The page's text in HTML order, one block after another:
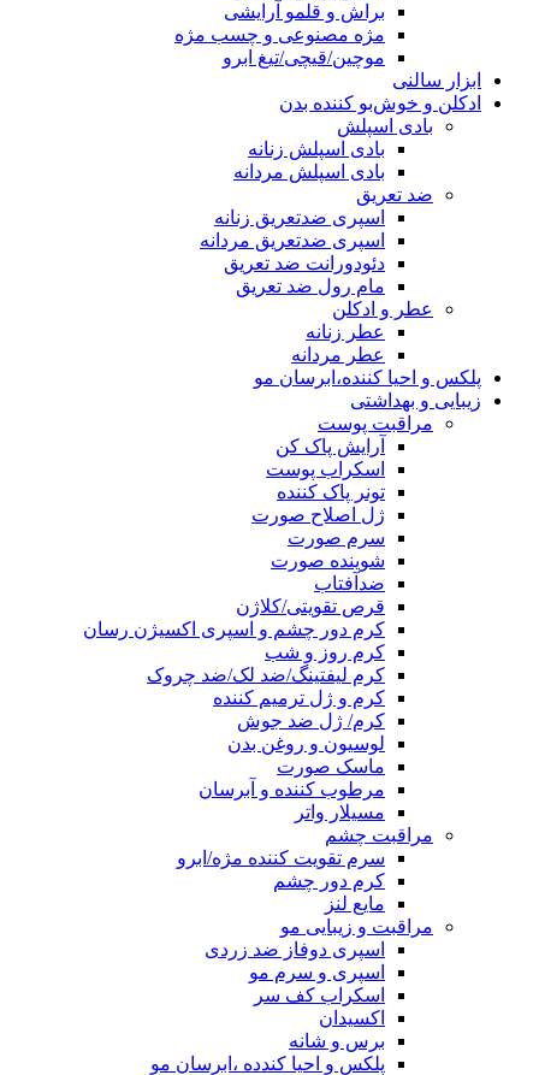
براش و قلمو آرایشی
مژه مصنوعی و چسب مژه
موچین/قیچی/تیغ ابرو
ابزار سالنی
ادکلن و خوش‌بو کننده بدن
بادی اسپلش
بادی اسپلش زنانه
بادی اسپلش مردانه
ضد تعریق
اسپری ضدتعریق زنانه
اسپری ضدتعریق مردانه
دئودورانت ضد تعریق
مام رول ضد تعریق
عطر و ادکلن
عطر زنانه
عطر مردانه
پلکس و احیا کننده،ابرسان مو
زیبایی و بهداشتی
مراقبت پوست
آرایش پاک کن
اسکراب پوست
تونر پاک کننده
ژل اصلاح صورت
سرم صورت
شوینده صورت
ضدآفتاب
قرص تقویتی/کلاژن
کرم دور چشم و اسپری اکسیژن رسان
کرم روز و شب
کرم لیفتینگ/ضد لک/ضد چروک
کرم و ژل ترمیم کننده
کرم/ ژل ضد جوش
لوسیون و روغن بدن
ماسک صورت
مرطوب کننده و آبرسان
مسیلار واتر
مراقبت چشم
سرم تقویت کننده مژه/ابرو
کرم دور چشم
مایع لنز
مراقبت و زیبایی مو
اسپری دوفاز ضد زردی
اسپری و سرم مو
اسکراب کف سر
اکسیدان
برس و شانه
پلکس و احیا کندده ،ابرسان مو